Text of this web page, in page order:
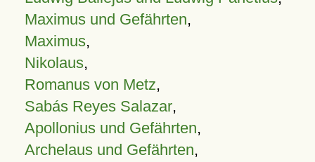
Maximus und Gefährten,
Maximus,
Nikolaus,
Romanus von Metz,
Sabás Reyes Salazar,
Apollonius und Gefährten,
Archelaus und Gefährten,